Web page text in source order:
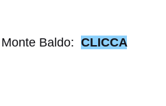
Baldo: CLICCA